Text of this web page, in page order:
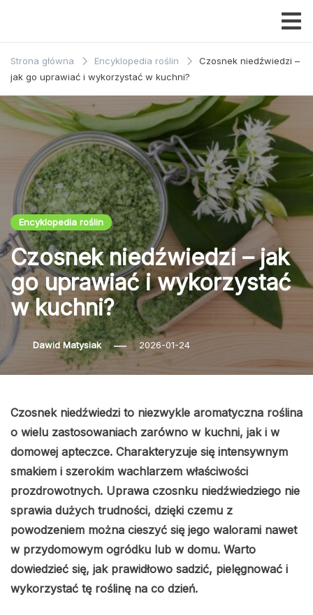
Dom i
ogrody
Strona główna Encyklopedia roślin
Czosnek niedźwiedzi –
jak go uprawiać i wykorzystać w kuchni?
Encyklopedia roślin
Czosnek niedźwiedzi – jak
go uprawiać i wykorzystać
w kuchni?
Dawid Matysiak 2026-01-24
Czosnek niedźwiedzi to niezwykle aromatyczna roślina
o wielu zastosowaniach zarówno w kuchni, jak i w
domowej apteczce. Charakteryzuje się intensywnym
smakiem i szerokim wachlarzem właściwości
prozdrowotnych. Uprawa czosnku niedźwiedziego nie
sprawia dużych trudności, dzięki czemu z
powodzeniem można cieszyć się jego walorami nawet
w przydomowym ogródku lub w domu. Warto
dowiedzieć się, jak prawidłowo sadzić, pielęgnować i
wykorzystać tę roślinę na co dzień.